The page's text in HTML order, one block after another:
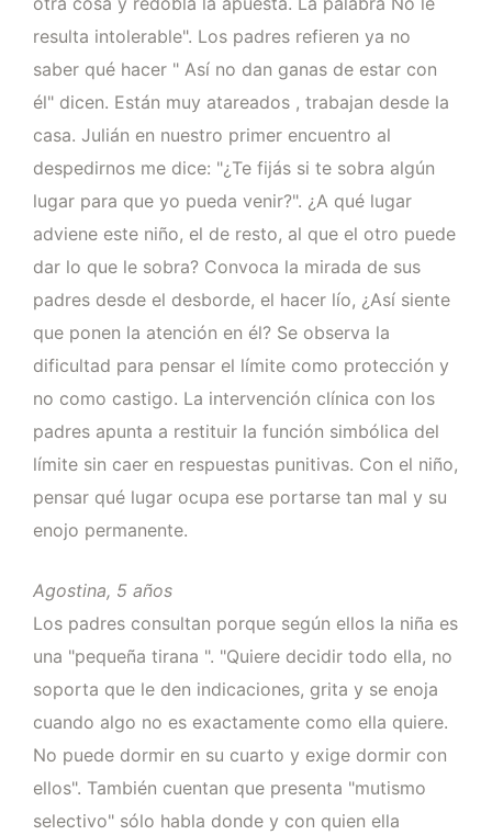
resulta intolerable". Los padres refieren ya no
saber qué hacer " Así no dan ganas de estar con
él" dicen. Están muy atareados , trabajan desde la
casa. Julián en nuestro primer encuentro al
despedirnos me dice: "¿Te fijás si te sobra algún
lugar para que yo pueda venir?". ¿A qué lugar
adviene este niño, el de resto, al que el otro puede
dar lo que le sobra? Convoca la mirada de sus
padres desde el desborde, el hacer lío, ¿Así siente
que ponen la atención en él? Se observa la
dificultad para pensar el límite como protección y
no como castigo. La intervención clínica con los
padres apunta a restituir la función simbólica del
límite sin caer en respuestas punitivas. Con el niño,
pensar qué lugar ocupa ese portarse tan mal y su
enojo permanente.
Agostina, 5 años
Los padres consultan porque según ellos la niña es
una "pequeña tirana ". "Quiere decidir todo ella, no
soporta que le den indicaciones, grita y se enoja
cuando algo no es exactamente como ella quiere.
No puede dormir en su cuarto y exige dormir con
ellos". También cuentan que presenta "mutismo
selectivo" sólo habla donde y con quien ella